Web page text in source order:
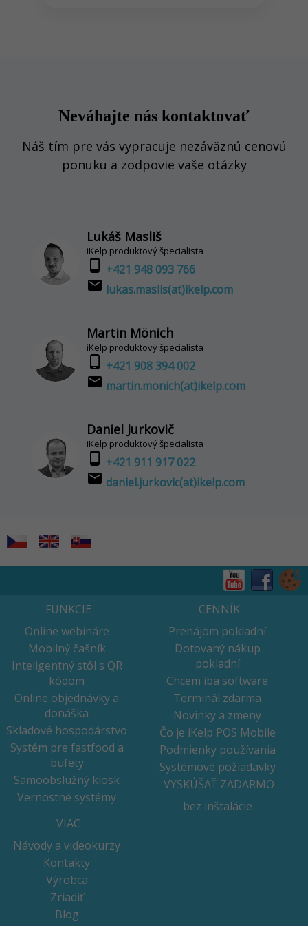
Neváhajte nás kontaktovať
Náš tím pre vás vypracuje nezáväznú cenovú
ponuku a zodpovie vaše otázky
Lukáš Masliš
iKelp produktový špecialista
phone_android +421 948 093 766
email lukas.maslis(at)ikelp.com
Martin Mönich
iKelp produktový špecialista
phone_android +421 908 394 002
email martin.monich(at)ikelp.com
Daniel Jurkovič
iKelp produktový špecialista
phone_android +421 911 917 022
email daniel.jurkovic(at)ikelp.com
FUNKCIE
Online webináre
Mobilný čašník
Inteligentný stôl s QR
kódom
Online objednávky a
donáška
Skladové hospodárstvo
Systém pre fastfood a
bufety
Samoobslužný kiosk
Vernostné systémy
CENNÍK
Prenájom pokladní
Dotovaný nákup
pokladní
Chcem iba software
Terminál zdarma
Novinky a zmeny
Čo je iKelp POS Mobile
Podmienky používania
Systémové požiadavky
VYSKÚŠAŤ ZADARMO
bez inštalácie
VIAC
Návody a videokurzy
Kontakty
Výrobca
Zriadiť
Blog